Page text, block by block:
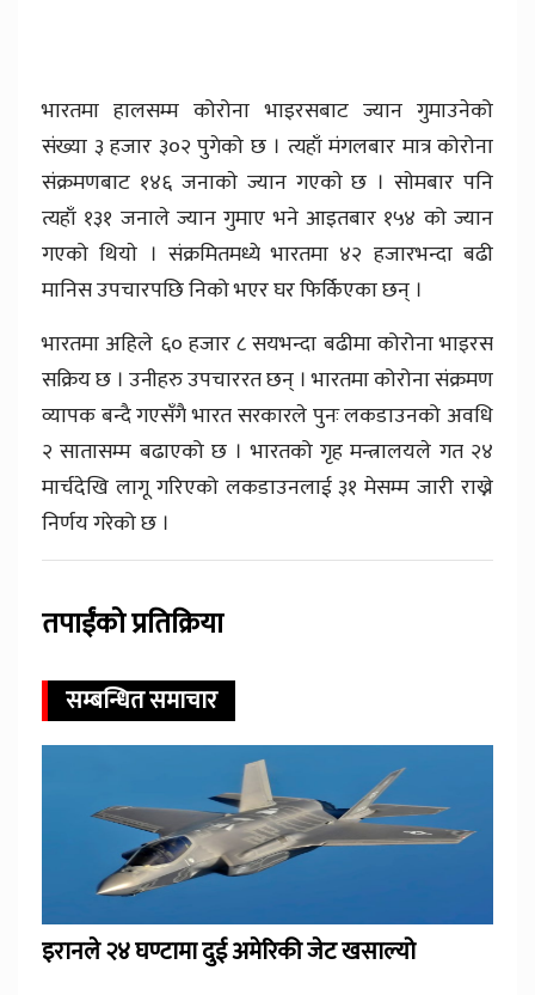
भारतमा हालसम्म कोरोना भाइरसबाट ज्यान गुमाउनेको
संख्या ३ हजार ३०२ पुगेको छ । त्यहाँ मंगलबार मात्र कोरोना
संक्रमणबाट १४६ जनाकाे ज्यान गएकाे छ । साेमबार पनि
त्यहाँ १३१ जनाले ज्यान गुमाए भने आइतबार १५४ को ज्यान
गएको थियाे । संक्रमितमध्ये भारतमा ४२ हजारभन्दा बढी
मानिस उपचारपछि निको भएर घर फिर्किएका छन् ।
भारतमा अहिले ६० हजार ८ सयभन्दा बढीमा कोरोना भाइरस
सक्रिय छ । उनीहरु उपचाररत छन् । भारतमा कोरोना संक्रमण
व्यापक बन्दै गएसँगै भारत सरकारले पुनः लकडाउनको अवधि
२ सातासम्म बढाएको छ । भारतको गृह मन्त्रालयले गत २४
मार्चदेखि लागू गरिएको लकडाउनलाई ३१ मेसम्म जारी राख्ने
निर्णय गरेको छ ।
तपाईंको प्रतिक्रिया
सम्बन्धित समाचार
इरानले २४ घण्टामा दुई अमेरिकी जेट खसाल्यो